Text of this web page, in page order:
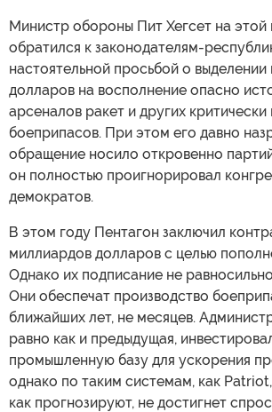
Министр обороны Пит Хегсет на этой
обратился к законодателям-
настоятельной просьбой о
долларов на восполнение опасно
арсеналов ракет и других
боеприпасов. При этом его давно
обращение носило откровенно
он полностью проигнорировал
демократов.
В этом году Пентагон заключил
миллиардов долларов с целью
Однако их подписание не
Они обеспечат производство
ближайших лет, не месяцев.
равно как и предыдущая,
промышленную базу для ускорения
однако по таким системам, как
как прогнозируют, не достигнет